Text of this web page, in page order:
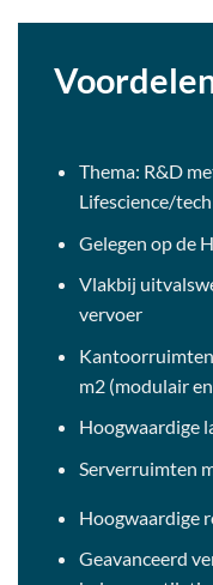
Thema: R&D
Lifescience/tech
Gelegen op de
Vlakbij
vervoer
m2 (modulair
Hoogwaardige
Serverruimten
Hoogwaardige
Geavanceerd